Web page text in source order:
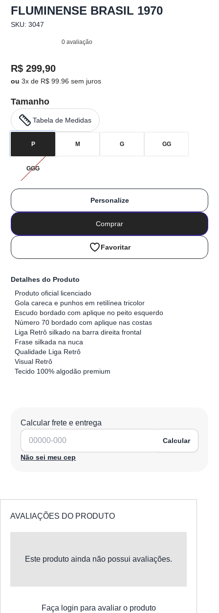
FLUMINENSE BRASIL 1970
SKU: 3047
0 avaliação
R$ 299,90
ou3x de R$ 99.96 sem juros
Tamanho
Tabela de Medidas
P M G GG
GGG
Personalize
Comprar
Favoritar
Detalhes do Produto
Produto oficial licenciado
Gola careca e punhos em retilínea tricolor
Escudo bordado com aplique no peito esquerdo
Número 70 bordado com aplique nas costas
Liga Retrô silkado na barra direita frontal
Frase silkada na nuca
Qualidade Liga Retrô
Visual Retrô
Tecido 100% algodão premium
Calcular frete e entrega
Calcular
Não sei meu cep
AVALIAÇÕES DO PRODUTO
Este produto ainda não possui avaliações.
Faça login para avaliar o produto